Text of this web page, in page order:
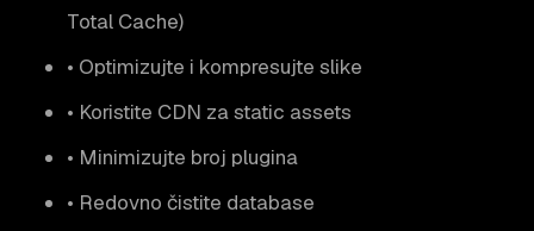
Total Cache)
• Optimizujte i kompresujte slike
• Koristite CDN za static assets
• Minimizujte broj plugina
• Redovno čistite database